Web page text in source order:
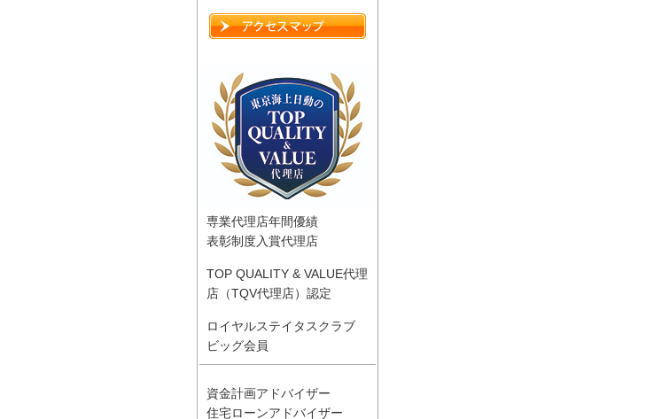
専業代理店年間優績
表彰制度入賞代理店
TOP QUALITY & VALUE代理
店（TQV代理店）認定
ロイヤルステイタスクラブ
ビッグ会員
資金計画アドバイザー
住宅ローンアドバイザー